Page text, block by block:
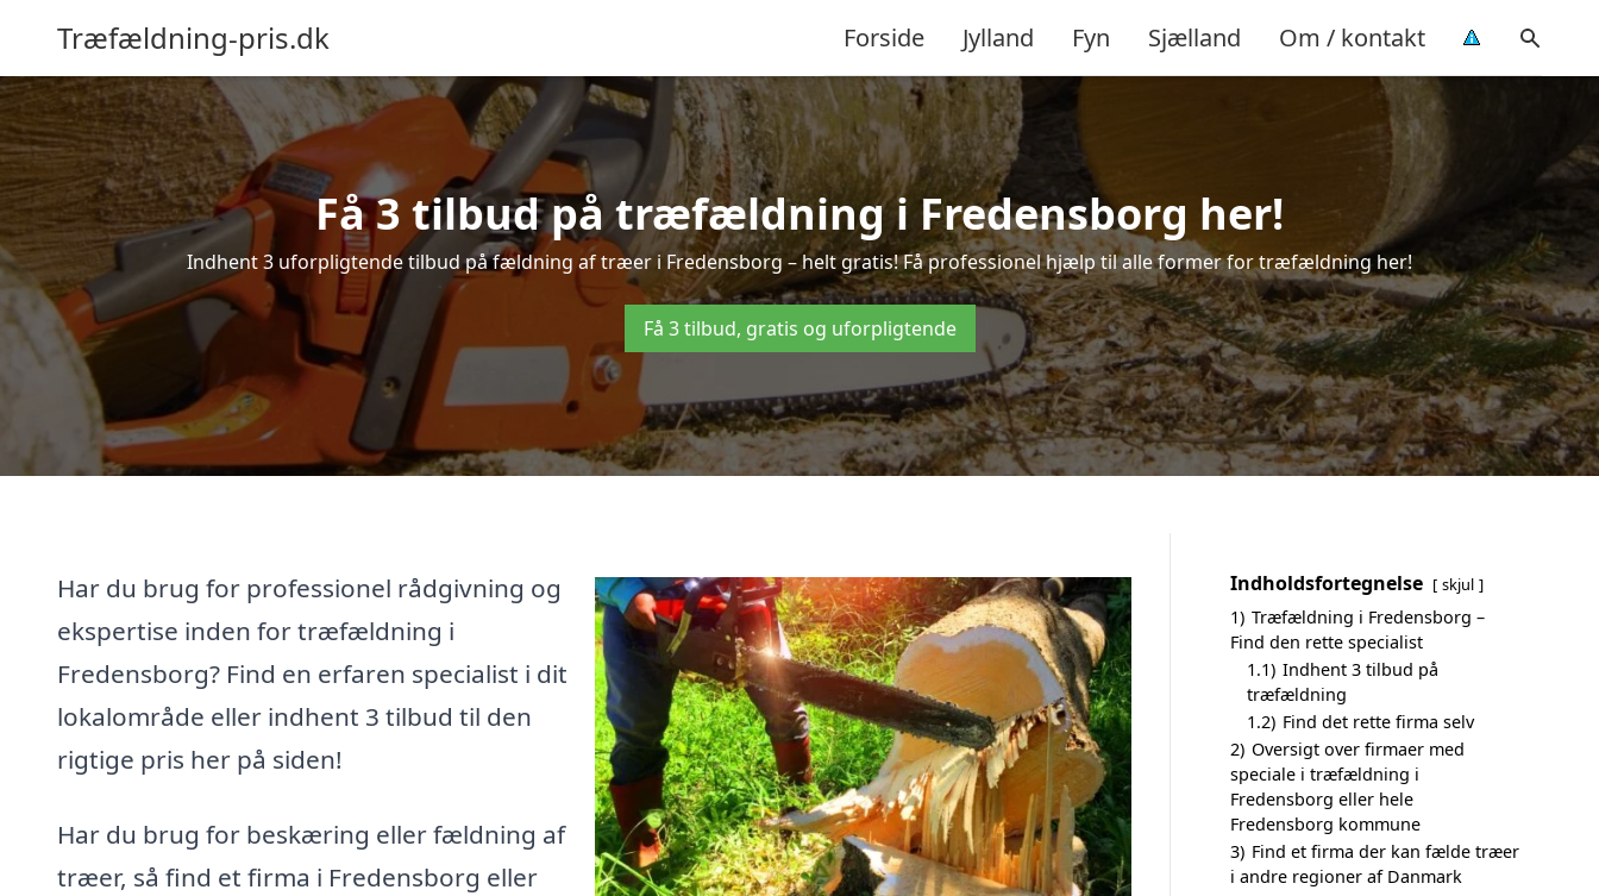
Træfældning-pris.dk Forside Jylland Fyn Sjælland Om / kontakt
Få 3 tilbud på træfældning i Fredensborg her!
Indhent 3 uforpligtende tilbud på fældning af træer i Fredensborg – helt gratis! Få professionel hjælp til alle former for træfældning her!
Få 3 tilbud, gratis og uforpligtende
Har du brug for professionel rådgivning og
ekspertise inden for træfældning i
Fredensborg? Find en erfaren specialist i dit
lokalområde eller indhent 3 tilbud til den
rigtige pris her på siden!
Har du brug for beskæring eller fældning af
træer, så find et firma i Fredensborg eller
Indholdsfortegnelse skjul
1) Træfældning i Fredensborg –
Find den rette specialist
1.1) Indhent 3 tilbud på
træfældning
1.2) Find det rette firma selv
2) Oversigt over firmaer med
speciale i træfældning i
Fredensborg eller hele
Fredensborg kommune
3) Find et firma der kan fælde træer
i andre regioner af Danmark